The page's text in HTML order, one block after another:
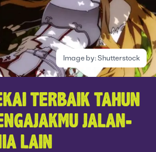
Image by:Shutterstock
TERBAIK TAHUN
JALAN-
LAIN